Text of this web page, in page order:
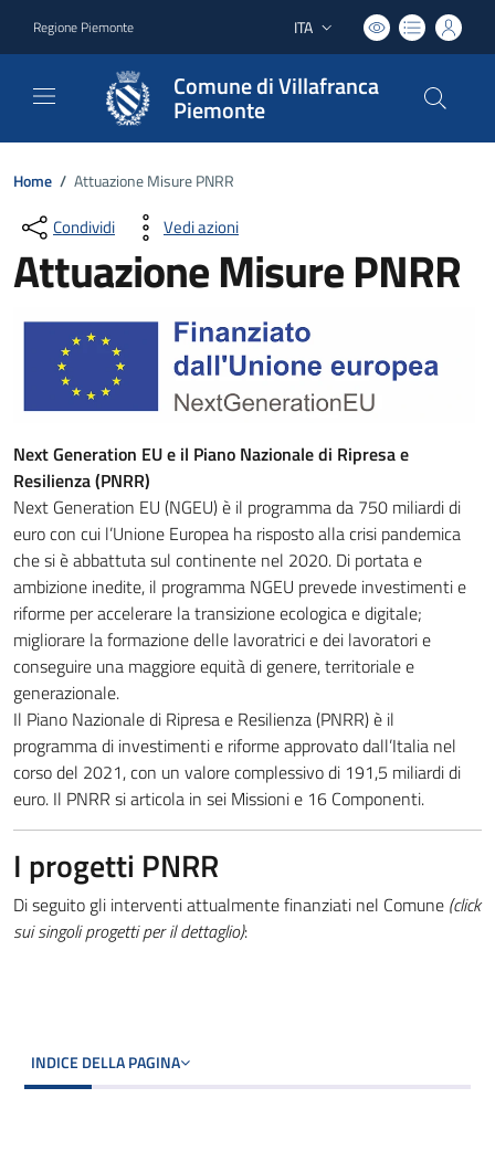
Regione Piemonte Lingua attiva:
ITA
Comune di Villafranca
Piemonte
Home / Attuazione Misure PNRR
Attuazione Misure PNRR
Next Generation EU e il Piano Nazionale di Ripresa e
Resilienza (PNRR)
Next Generation EU (NGEU) è il programma da 750 miliardi di
euro con cui l’Unione Europea ha risposto alla crisi pandemica
che si è abbattuta sul continente nel 2020. Di portata e
ambizione inedite, il programma NGEU prevede investimenti e
riforme per accelerare la transizione ecologica e digitale;
migliorare la formazione delle lavoratrici e dei lavoratori e
conseguire una maggiore equità di genere, territoriale e
generazionale.
Il Piano Nazionale di Ripresa e Resilienza (PNRR) è il
programma di investimenti e riforme approvato dall’Italia nel
corso del 2021, con un valore complessivo di 191,5 miliardi di
euro. Il PNRR si articola in sei Missioni e 16 Componenti.
I progetti PNRR
Di seguito gli interventi attualmente finanziati nel Comune (click
sui singoli progetti per il dettaglio):
Condividi Vedi azioni
INDICE DELLA PAGINA